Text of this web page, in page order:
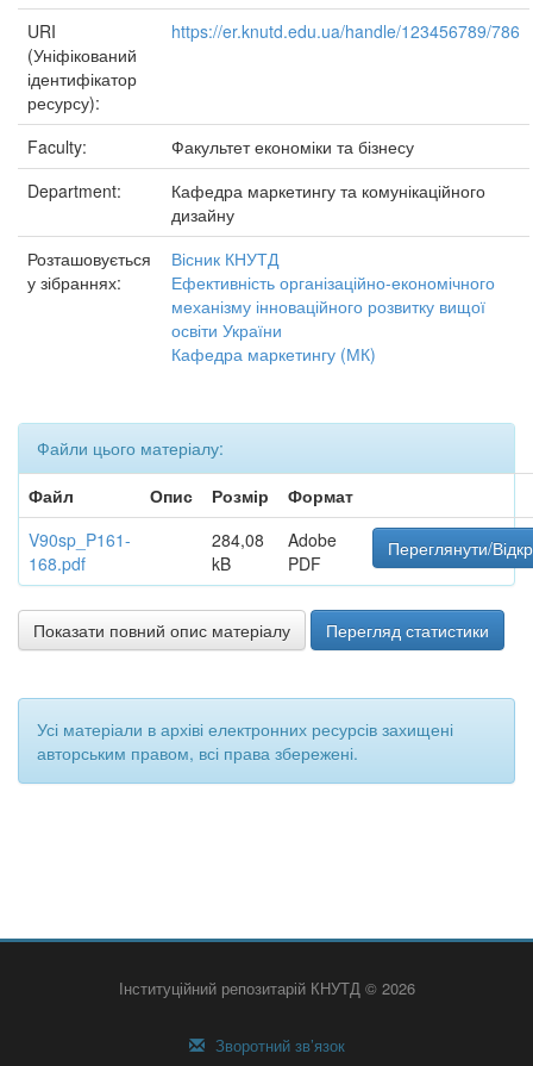
URI
(Уніфікований
ідентифікатор
ресурсу):
https://er.knutd.edu.ua/handle/123456789/786
Faculty:
Факультет економіки та бізнесу
Department:
Кафедра маркетингу та комунікаційного
дизайну
Розташовується
у зібраннях:
Вісник КНУТД
Ефективність організаційно-економічного
механізму інноваційного розвитку вищої
освіти України
Кафедра маркетингу (МК)
Файли цього матеріалу:
Файл
Опис Розмір
Формат
V90sp_P161-
168.pdf
284,08
kB
Adobe
PDF
Переглянути/
Показати повний опис матеріалу Перегляд статистики
Усі матеріали в архіві електронних ресурсів захищені
авторським правом, всі права збережені.
Інституційний репозитарій КНУТД © 2026
Зворотний зв’язок